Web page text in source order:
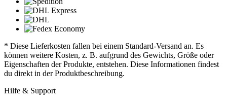
* Diese Lieferkosten fallen bei einem Standard-Versand an. Es
können weitere Kosten, z. B. aufgrund des Gewichts, Größe oder
Eigenschaften der Produkte, entstehen. Diese Informationen findest
du direkt in der Produktbeschreibung.
Hilfe & Support